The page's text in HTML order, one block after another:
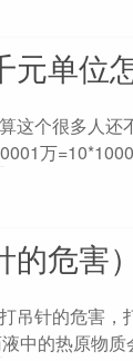
单位
这个很多人
万
危害）
吊针的危害
中的热原物质